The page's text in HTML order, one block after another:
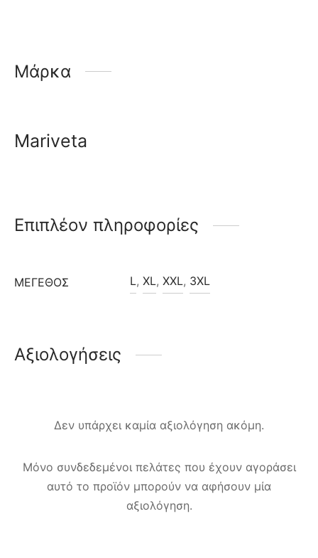
Μάρκα
Mariveta
Επιπλέον πληροφορίες
ΜΈΓΕΘΟΣ L, XL, XXL, 3XL
Αξιολογήσεις
Δεν υπάρχει καμία αξιολόγηση ακόμη.
Μόνο συνδεδεμένοι πελάτες που έχουν αγοράσει
αυτό το προϊόν μπορούν να αφήσουν μία
αξιολόγηση.